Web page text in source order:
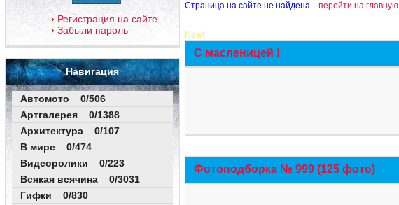
Регистрация на сайте
Забыли пароль
Навигация
Автомото 0/506
Артгалерея 0/1388
Архитектура 0/107
В мире 0/474
Видеоролики 0/223
Всякая всячина 0/3031
Гифки 0/830
Страница на сайте не найдена... перейти на главную
New!
С масленицей !
Фотоподборка № 999 (125 фото)